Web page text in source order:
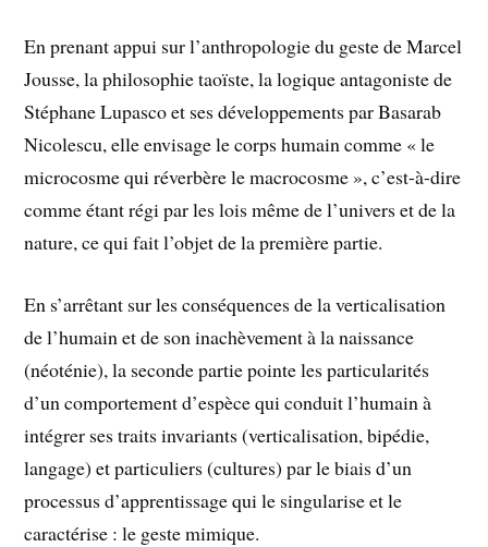
En prenant appui sur l’anthropologie du geste de Marcel
Jousse, la philosophie taoïste, la logique antagoniste de
Stéphane Lupasco et ses développements par Basarab
Nicolescu, elle envisage le corps humain comme « le
microcosme qui réverbère le macrocosme », c’est-à-dire
comme étant régi par les lois même de l’univers et de la
nature, ce qui fait l’objet de la première partie.
En s’arrêtant sur les conséquences de la verticalisation
de l’humain et de son inachèvement à la naissance
(néoténie), la seconde partie pointe les particularités
d’un comportement d’espèce qui conduit l’humain à
intégrer ses traits invariants (verticalisation, bipédie,
langage) et particuliers (cultures) par le biais d’un
processus d’apprentissage qui le singularise et le
caractérise : le geste mimique.